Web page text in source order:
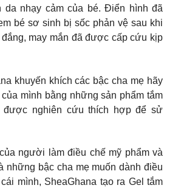
da nhạy cảm của bé. Điển hình đã
bé sơ sinh bị sốc phản vệ sau khi
may mắn đã được cấp cứu kịp
khuyến khích các bậc cha mẹ hãy
mình bằng những sản phẩm tắm
được nghiên cứu thích hợp để sử
người làm điều chế mỹ phẩm và
những bậc cha mẹ muốn dành điều
mình, SheaGhana tạo ra Gel tắm